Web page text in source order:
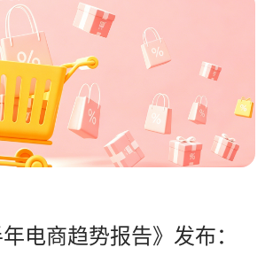
年电商趋势报告》发布：